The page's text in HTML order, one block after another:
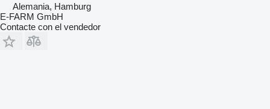
Alemania, Hamburg
E-FARM GmbH
Contacte con el vendedor